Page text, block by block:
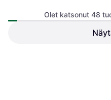
Olet katsonut 48